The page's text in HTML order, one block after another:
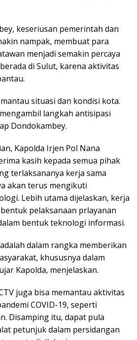
keseriusan pemerintah dan
nampak, membuat para
menjadi semakin percaya
di Sulut, karena aktivitas
situasi dan kondisi kota.
langkah antisipasi
Dondokambey.
Kapolda Irjen Pol Nana
kasih kepada semua pihak
terlaksananya kerja sama
akan terus mengikuti
Lebih utama dijelaskan, kerja
pelaksanaan prlayanan
bentuk teknologi informasi.
dalam rangka memberikan
khususnya dalam
Kapolda, menjelaskan.
juga bisa memantau aktivitas
COVID-19, seperti
Disamping itu, dapat pula
petunjuk dalam persidangan